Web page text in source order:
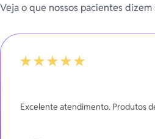
Veja o que nossos pacientes
Excelente atendimento. Produtos